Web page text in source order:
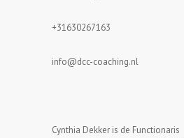
+31630267163
info@dcc-coaching.nl
Cynthia Dekker is de Functionaris